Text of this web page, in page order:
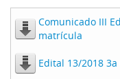
Comunicado III
matrícula
Edital 13/2018